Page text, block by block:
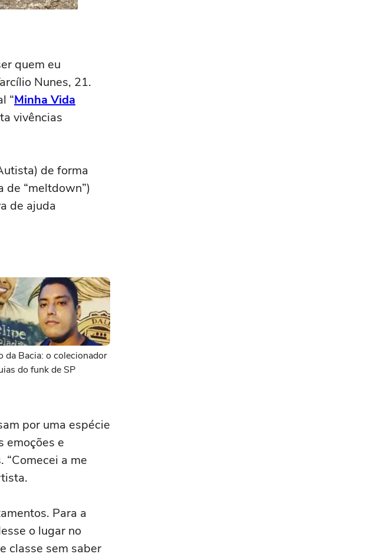
quem eu
Nunes, 21.
“Minha Vida
vivências
de forma
de “meltdown”)
de ajuda
da Bacia: o colecionador
do funk de SP
por uma espécie
emoções e
a me
Para a
o lugar no
classe sem saber